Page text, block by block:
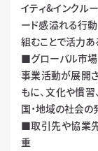
イティ&インクル
ード感溢れる行
組むことで活力あ
■グローバル市
事業活動が展開
もに、文化や慣
国・地域の社会
■取引先や協業
重